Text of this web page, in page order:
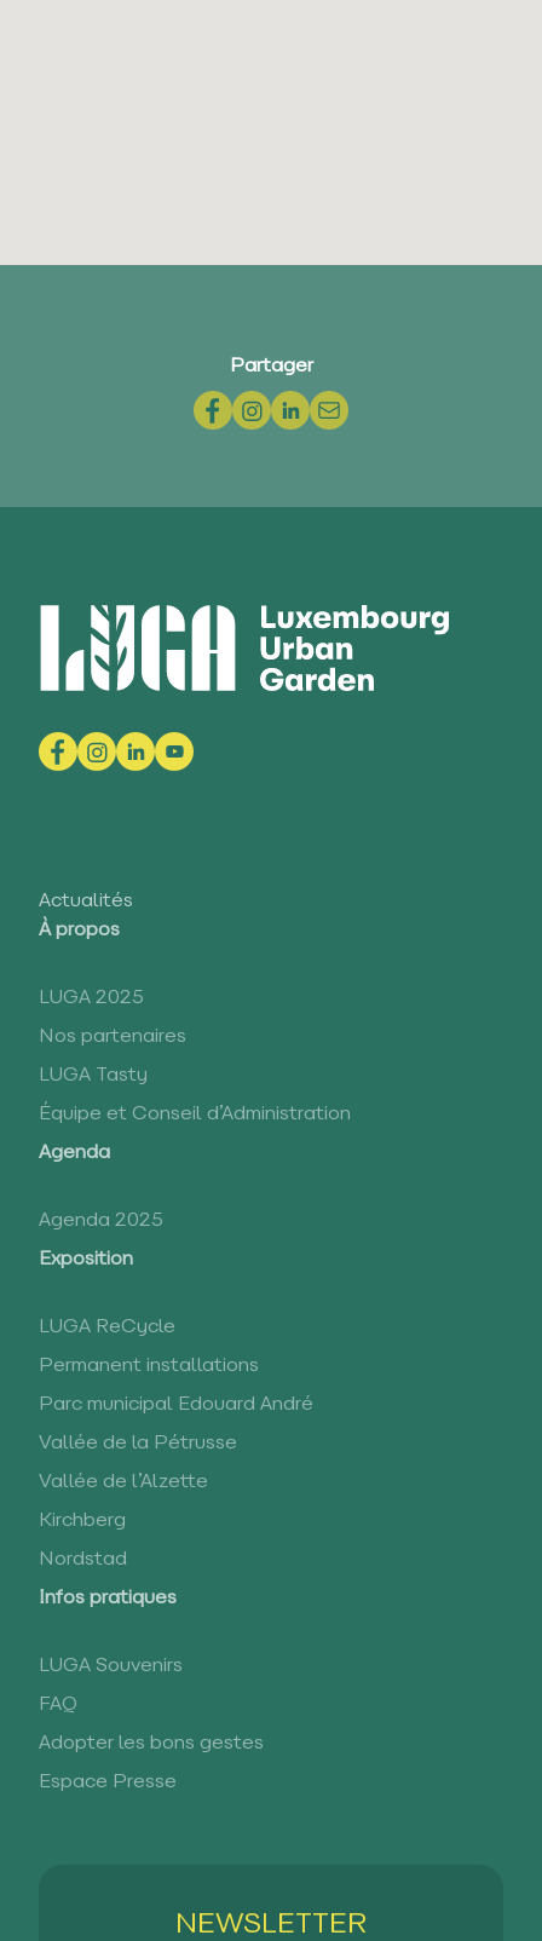
Partager
Actualités
À propos
LUGA 2025
Nos partenaires
LUGA Tasty
Équipe et Conseil d’Administration
Agenda
Agenda 2025
Exposition
LUGA ReCycle
Permanent installations
Parc municipal Edouard André
Vallée de la Pétrusse
Vallée de l’Alzette
Kirchberg
Nordstad
Infos pratiques
LUGA Souvenirs
FAQ
Adopter les bons gestes
Espace Presse
NEWSLETTER